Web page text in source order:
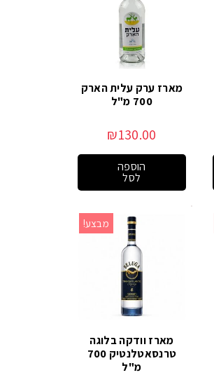
מארז ערק עלית הארק
700 מ"ל
₪130.00
הוספה
לסל
מבצע!
מארז וודקה בלוגה
טרנסאטלנטיק 700
מ"ל